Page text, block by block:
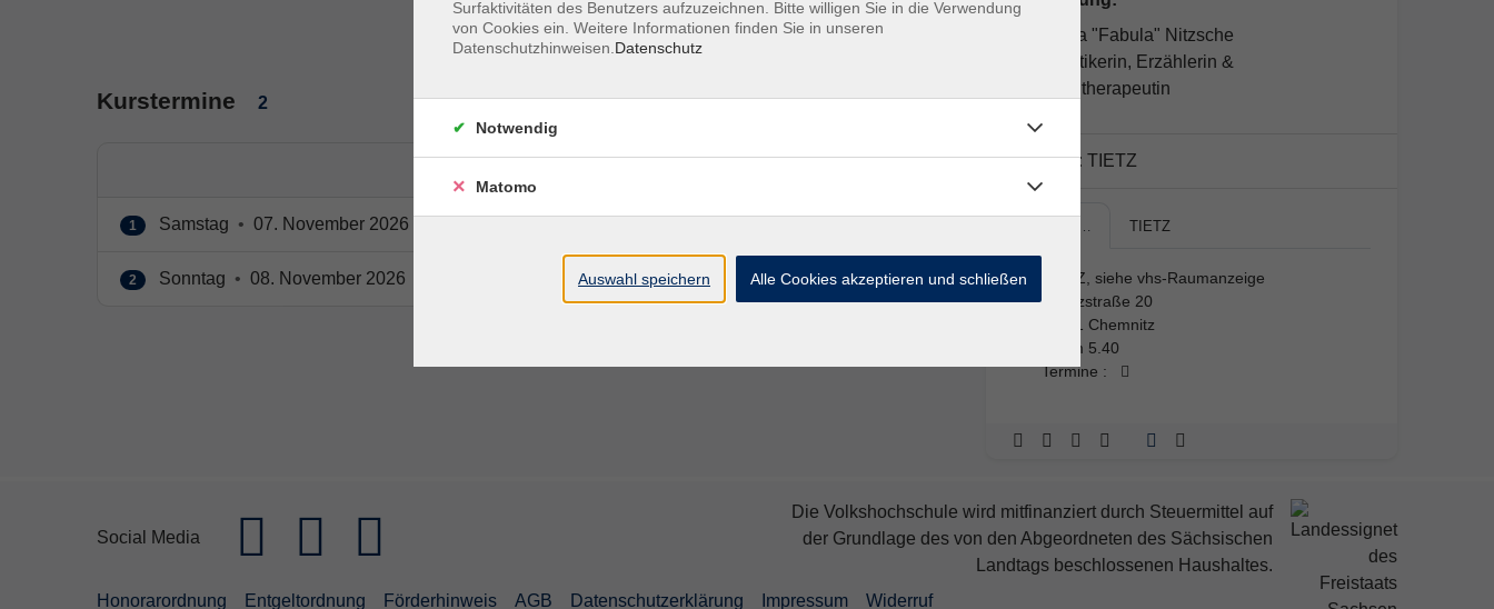
Kurstermine 2
1 Samstag • 07. November 2026
2 Sonntag • 08. November 2026 TIETZ, Kursraum 5.46
Roswitha "Fabula" Nitzsche
Heilpraktikerin, Erzählerin &
Märchentherapeutin
Kursort: TIETZ
TIETZ,… TIETZ
TIETZ, siehe vhs-Raumanzeige
Moritzstraße 20
09111 Chemnitz
Raum 5.40
Termine :
Social Media
Die Volkshochschule wird mitfinanziert durch Steuermittel auf
der Grundlage des von den Abgeordneten des Sächsischen
Landtags beschlossenen Haushaltes.
Honorarordnung
Entgeltordnung Förderhinweis AGB Datenschutzerklärung Impressum Widerruf
Surfaktivitäten des Benutzers aufzuzeichnen. Bitte willigen Sie in die Verwendung
von Cookies ein. Weitere Informationen finden Sie in unseren
Datenschutzhinweisen. Datenschutz
Notwendig
Matomo
Auswahl speichern Alle Cookies akzeptieren und schließen